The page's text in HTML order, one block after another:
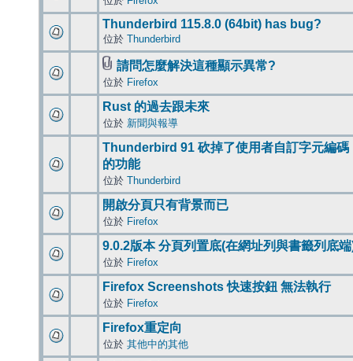
Thunderbird 115.8.0 (64bit) has bug?
位於 Thunderbird
請問怎麼解決這種顯示異常?
位於 Firefox
Rust 的過去跟未來
位於 新聞與報導
Thunderbird 91 砍掉了使用者自訂字元編碼
的功能
位於 Thunderbird
開啟分頁只有背景而已
位於 Firefox
9.0.2版本 分頁列置底(在網址列與書籤列底
位於 Firefox
Firefox Screenshots 快速按鈕 無法執行
位於 Firefox
Firefox重定向
位於 其他中的其他